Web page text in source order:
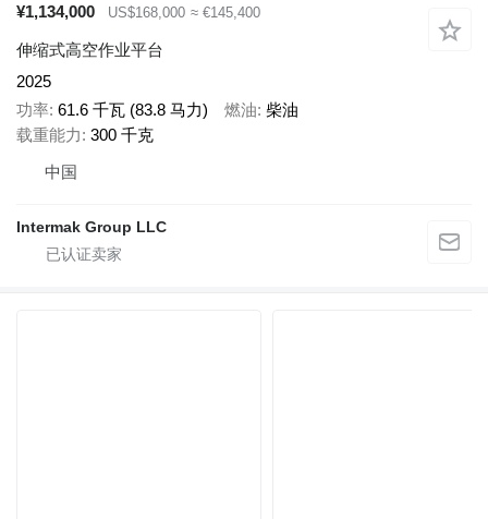
¥1,134,000
US$168,000 ≈ €145,400
伸缩式高空作业平台
2025
功率 61.6 千瓦 (83.8 马力) 燃油 柴油
载重能力 300 千克
中国
Intermak Group LLC